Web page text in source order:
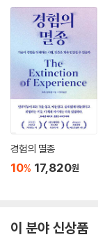
비밀과 국가안보라
은 우리의 의식에도
들이 인간 통제의 기
것인가. 공상과학영
있고, 그리고 그것은
문에 저자는 끊임없
고 있다. 우리의 의식
만들 수도 있고, 인간
자유, 윤리적 문제,
잠재성을 제고시키기
경험의 멸종
10% 17,820원
이 분야 신상품